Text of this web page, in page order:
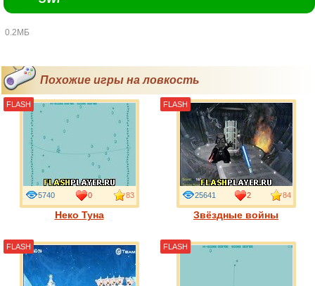
0.2МБ
Похожие игры на ловкость
Неко Туна
5740 0 83
FLASH
Звёздные войны
25641 2 84
FLASH
FLASH FLASH